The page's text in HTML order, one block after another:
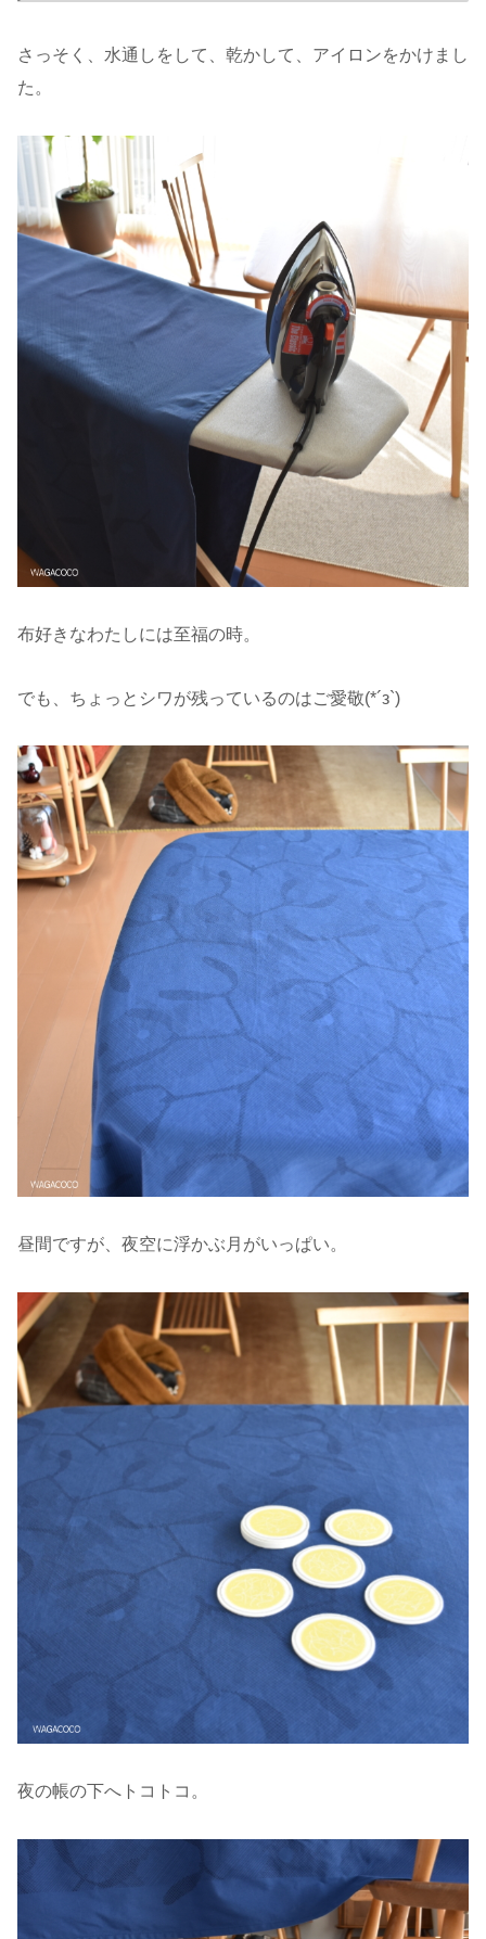
さっそく、水通しをして、乾かして、アイロンをかけまし
た。
布好きなわたしには至福の時。
でも、ちょっとシワが残っているのはご愛敬(*´з`)
昼間ですが、夜空に浮かぶ月がいっぱい。
夜の帳の下へトコトコ。